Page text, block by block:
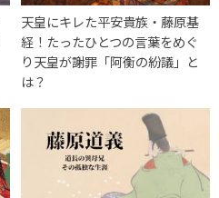
天皇にキレた平安貴族・藤原基
経！たったひとつの言葉をめぐ
り天皇が謝罪「阿衡の紛議」と
は？